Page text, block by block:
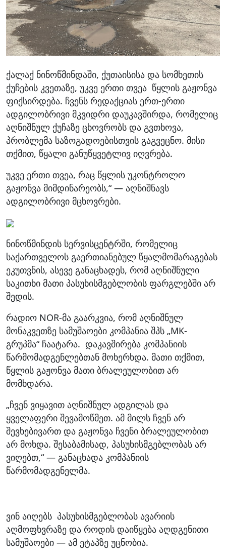
ქალაქ ნინოწმინდაში, ქუთაისისა და სომხეთის
ქუჩების კვეთაზე, უკვე ერთი თვეა წყლის გაჟონვა
ფიქსირდება. ჩვენს რედაქციას ერთ-ერთი
ადგილობრივი მკვიდრი დაუკავშირდა, რომელიც
აღნიშნულ ქუჩაზე ცხოვრობს და გვთხოვა,
პრობლემა საზოგადოებისთვის გაგვეცნო. მისი
თქმით, წყალი განუწყვეტლივ იღვრება.
უკვე ერთი თვეა, რაც წყლის უკონტროლო
გაჟონვა მიმდინარეობს,“ — აღნიშნავს
ადგილობრივი მცხოვრები.
ნინოწმინდის სერვისცენტრში, რომელიც
საქართველოს გაერთიანებულ წყალმომარაგებას
ეკუთვნის, ასევე განაცხადეს, რომ აღნიშნული
საკითხი მათი პასუხისმგებლობის ფარგლებში არ
შედის.
რადიო NOR-მა გაარკვია, რომ აღნიშნულ
მონაკვეთზე სამუშაოები კომპანია შპს „MK-
გრუპმა“ ჩაატარა. დაკავშირება კომპანიის
წარმომადგენლებთან მოხერხდა. მათი თქმით,
წყლის გაჟონვა მათი ბრალეულობით არ
მომხდარა.
„ჩვენ ვიყავით აღნიშნულ ადგილას და
ყველაფერი შევამოწმეთ. ამ მილს ჩვენ არ
შევხებივართ და გაჟონვა ჩვენი ბრალეულობით
არ მოხდა. შესაბამისად, პასუხისმგებლობას არ
ვიღებთ,“ — განაცხადა კომპანიის
წარმომადგენელმა.
ვინ აიღებს პასუხისმგებლობას ავარიის
აღმოფხვრაზე და როდის დაიწყება აღდგენითი
სამუშაოები — ამ ეტაპზე უცნობია.